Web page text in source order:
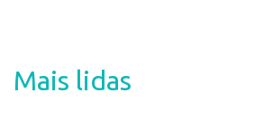
á
Mais lidas